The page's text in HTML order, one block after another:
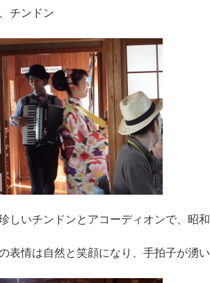
チンドン
しいチンドンとアコーディオンで、昭
表情は自然と笑顔になり、手拍子が湧